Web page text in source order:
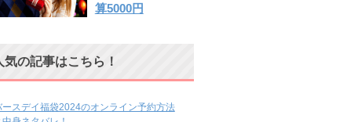
算5000円
気の記事はこちら！
ースデイ福袋2024のオンライン予約方法